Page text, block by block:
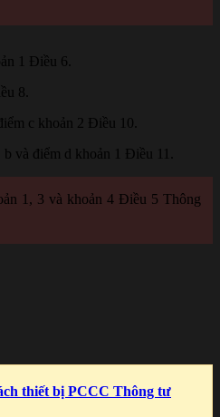
1 Điều 6.
8.
c khoản 2 Điều 10.
và điểm d khoản 1 Điều 11.
1, 3 và khoản 4 Điều 5 Thông
thiết bị PCCC Thông tư